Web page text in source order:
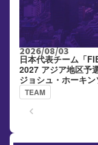
2026/08/03
日本代表チーム「
2027 アジア地区予
ジョシュ・ホーキ
TEAM
keyboard_arrow_left